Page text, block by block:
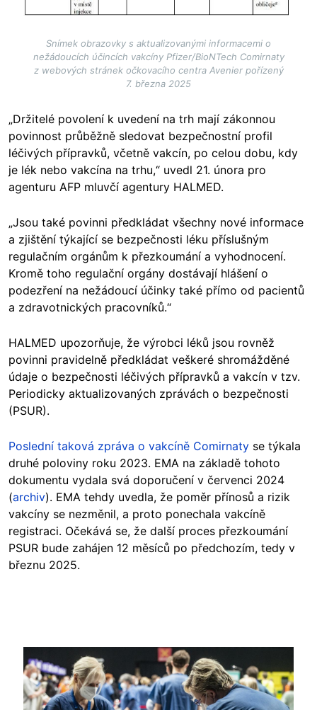
Snímek obrazovky s aktualizovanými informacemi o
nežádoucích účincích vakcíny Pfizer/BioNTech Comirnaty
z webových stránek očkovacího centra Avenier pořízený
7. března 2025
„Držitelé povolení k uvedení na trh mají zákonnou
povinnost průběžně sledovat bezpečnostní profil
léčivých přípravků, včetně vakcín, po celou dobu, kdy
je lék nebo vakcína na trhu,“ uvedl 21. února pro
agenturu AFP mluvčí agentury HALMED.
„Jsou také povinni předkládat všechny nové informace
a zjištění týkající se bezpečnosti léku příslušným
regulačním orgánům k přezkoumání a vyhodnocení.
Kromě toho regulační orgány dostávají hlášení o
podezření na nežádoucí účinky také přímo od pacientů
a zdravotnických pracovníků.“
HALMED upozorňuje, že výrobci léků jsou rovněž
povinni pravidelně předkládat veškeré shromážděné
údaje o bezpečnosti léčivých přípravků a vakcín v tzv.
Periodicky aktualizovaných zprávách o bezpečnosti
(PSUR).
Poslední taková zpráva o vakcíně Comirnaty se týkala
druhé poloviny roku 2023. EMA na základě tohoto
dokumentu vydala svá doporučení v červenci 2024
(archiv). EMA tehdy uvedla, že poměr přínosů a rizik
vakcíny se nezměnil, a proto ponechala vakcíně
registraci. Očekává se, že další proces přezkoumání
PSUR bude zahájen 12 měsíců po předchozím, tedy v
březnu 2025.